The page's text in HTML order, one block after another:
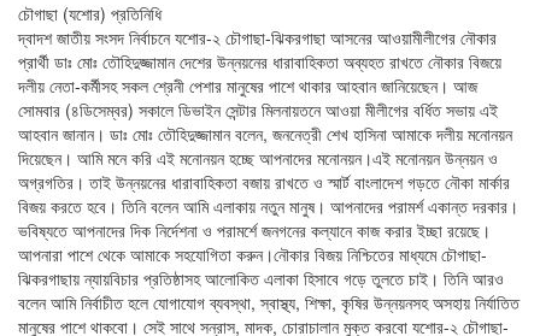
চৌগাছা (যশোর) প্রতিনিধি
দ্বাদশ জাতীয় সংসদ নির্বাচনে যশোর-২ চৌগাছা-ঝিকরগাছা আসনের আওয়ামীলীগের নৌকার
প্রার্থী ডাঃ মোঃ তৌহিদুজ্জামান দেশের উন্নয়নের ধারাবাহিকতা অব্যহত রাখতে নৌকার বিজয়ে
দলীয় নেতা-কর্মীসহ সকল শ্রেনী পেশার মানুষের পাশে থাকার আহবান জানিয়েছেন। আজ
সোমবার (৪ডিসেম্বর) সকালে ডিভাইন সেন্টার মিলনায়তনে আওয়া মীলীগের বর্ধিত সভায় এই
আহবান জানান। ডাঃ মোঃ তৌহিদুজ্জামান বলেন, জননেত্রী শেখ হাসিনা আমাকে দলীয় মনোনয়ন
দিয়েছেন। আমি মনে করি এই মনোনয়ন হচ্ছে আপনাদের মনোনয়ন।এই মনোনয়ন উন্নয়ন ও
অগ্রগতির। তাই উন্নয়নের ধারাবাহিকতা বজায় রাখতে ও স্মার্ট বাংলাদেশ গড়তে নৌকা মার্কার
বিজয় করতে হবে। তিনি বলেন আমি এলাকায় নতুন মানুষ। আপনাদের পরামর্শ একান্ত দরকার।
ভবিষ্যতে আপনাদের দিক নির্দেশনা ও পরামর্শে জনগনের কল্যানে কাজ করার ইচ্ছা রয়েছে।
আপনারা পাশে থেকে আমাকে সহযোগিতা করুন।নৌকার বিজয় নিশ্চিতের মাধ্যমে চৌগাছা-
ঝিকরগাছায় ন্যায়বিচার প্রতিষ্ঠাসহ আলোকিত এলাকা হিসাবে গড়ে তুলতে চাই। তিনি আরও
বলেন আমি নির্বাচীত হলে যোগাযোগ ব্যবস্থা, স্বাস্থ্য, শিক্ষা, কৃষির উন্নয়নসহ অসহায় নির্যাতিত
মানুষের পাশে থাকবো। সেই সাথে সন্রাস, মাদক, চোরাচালান মুক্ত করবো যশোর-২ চৌগাছা-